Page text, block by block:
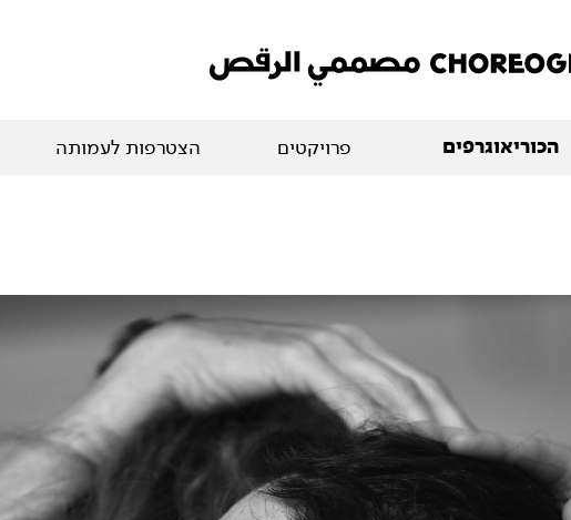
הכוריאוגרפים פרויקטים הצטרפות לעמותה